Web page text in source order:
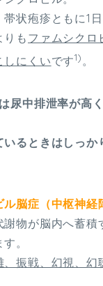
状疱疹ともに1日
りも ファムシクロ
しにくいです1)。
尿中排泄率が高
るときはしっか
脳症（中枢神経
物が脳内へ蓄積
。
、振戦、幻視、幻